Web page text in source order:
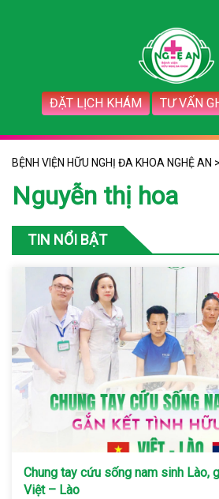
ĐẶT LỊCH KHÁM TƯ VẤN
BỆNH VIỆN HỮU NGHỊ ĐA KHOA NGHỆ AN >
Nguyễn thị hoa
TIN NỔI BẬT
Chung tay cứu sống nam sinh Lào,
Việt – Lào